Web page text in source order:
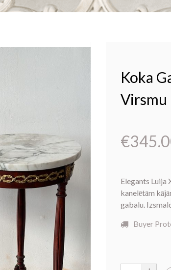
Koka
Virsmu
€
Elegants Luija
kanelētām
gabalu.
Buyer